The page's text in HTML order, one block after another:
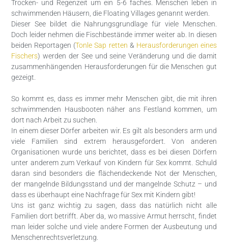
Trocken- und Regenzeit um ein 5-6 faches. Menschen leben in
schwimmenden Häusern, die Floating Villages genannt werden.
Dieser See bildet die Nahrungsgrundlage für viele Menschen.
Doch leider nehmen die Fischbestände immer weiter ab. In diesen
beiden Reportagen (Tonle Sap retten & Herausforderungen eines
Fischers) werden der See und seine Veränderung und die damit
zusammenhängenden Herausforderungen für die Menschen gut
gezeigt.
So kommt es, dass es immer mehr Menschen gibt, die mit ihren
schwimmenden Hausbooten näher ans Festland kommen, um
dort nach Arbeit zu suchen.
In einem dieser Dörfer arbeiten wir. Es gilt als besonders arm und
viele Familien sind extrem herausgefordert. Von anderen
Organisationen wurde uns berichtet, dass es bei diesen Dörfern
unter anderem zum Verkauf von Kindern für Sex kommt. Schuld
daran sind besonders die flächendeckende Not der Menschen,
der mangelnde Bildungsstand und der mangelnde Schutz – und
dass es überhaupt eine Nachfrage für Sex mit Kindern gibt!
Uns ist ganz wichtig zu sagen, dass das natürlich nicht alle
Familien dort betrifft. Aber da, wo massive Armut herrscht, findet
man leider solche und viele andere Formen der Ausbeutung und
Menschenrechtsverletzung.